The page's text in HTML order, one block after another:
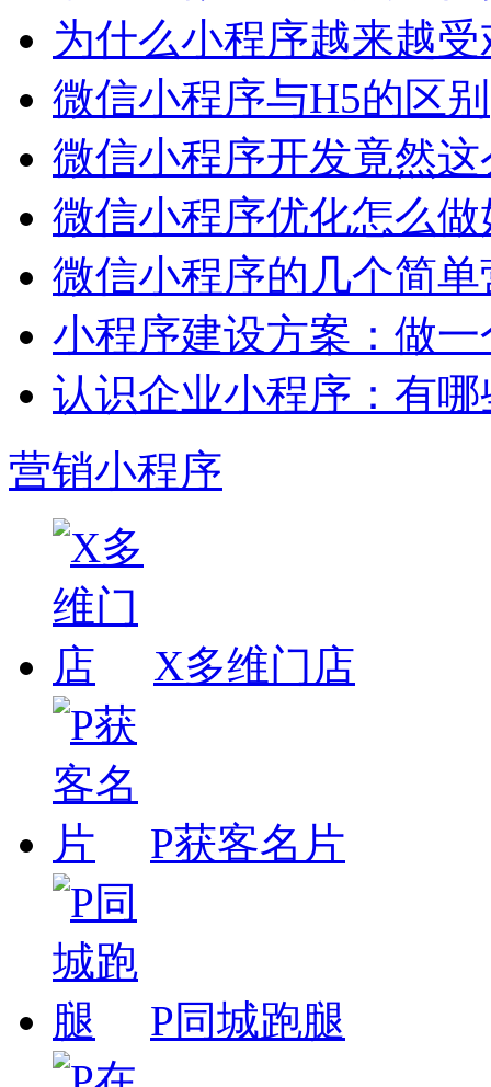
为什么小程序越来越
微信小程序与H5的区别
微信小程序开发竟然这
微信小程序优化怎么做
微信小程序的几个简
小程序建设方案：做
认识企业小程序：有
营销小程序
X多维门店
P获客名片
P同城跑腿